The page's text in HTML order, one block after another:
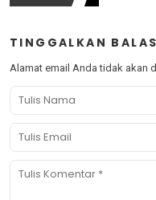
TINGGALKAN
Alamat email Anda tidak akan